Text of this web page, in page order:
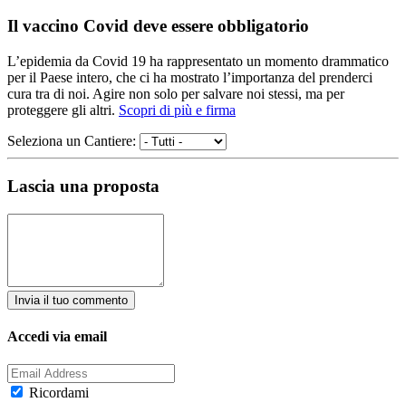
Il vaccino Covid deve essere obbligatorio
L’epidemia da Covid 19 ha rappresentato un momento drammatico
per il Paese intero, che ci ha mostrato l’importanza del prenderci
cura tra di noi. Agire non solo per salvare noi stessi, ma per
proteggere gli altri. Scopri di più e firma
Seleziona un Cantiere:
Lascia una proposta
Accedi via email
Ricordami